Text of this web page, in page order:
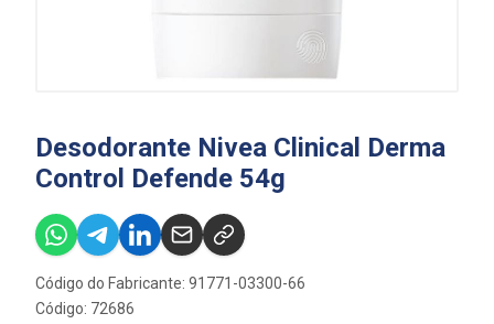
Desodorante Nivea Clinical Derma
Control Defende 54g
Código do Fabricante: 91771-03300-66
Código: 72686